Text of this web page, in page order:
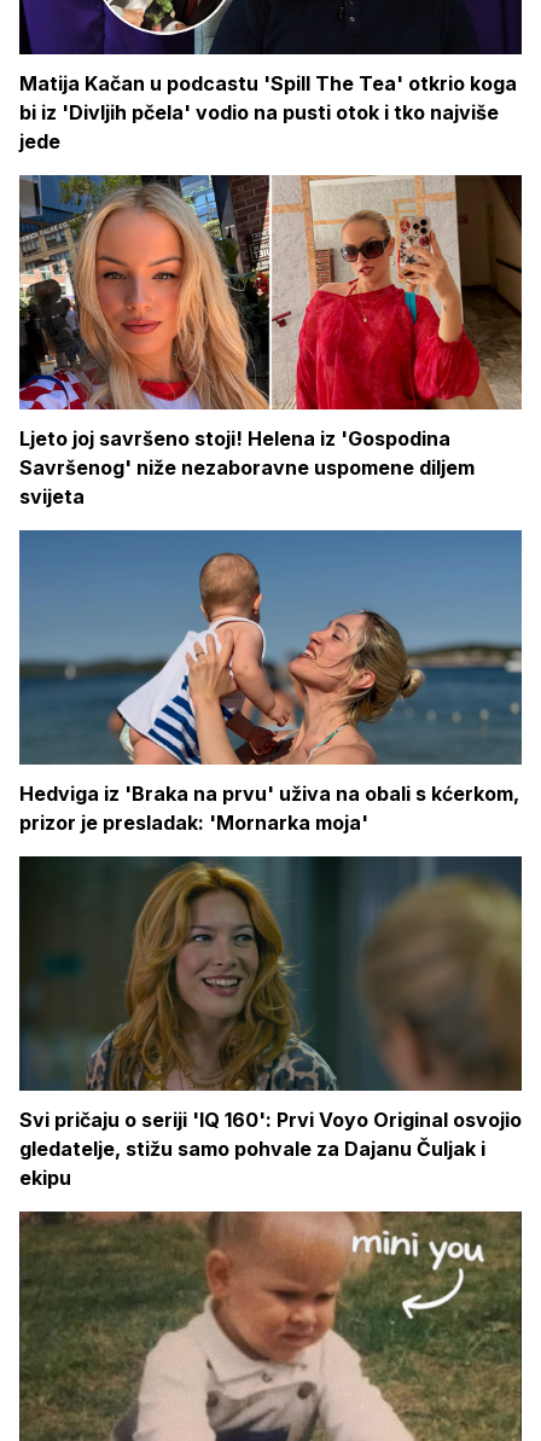
Matija Kačan u podcastu 'Spill The Tea' otkrio koga
bi iz 'Divljih pčela' vodio na pusti otok i tko najviše
jede
Ljeto joj savršeno stoji! Helena iz 'Gospodina
Savršenog' niže nezaboravne uspomene diljem
svijeta
Hedviga iz 'Braka na prvu' uživa na obali s kćerkom,
prizor je presladak: 'Mornarka moja'
Svi pričaju o seriji 'IQ 160': Prvi Voyo Original osvojio
gledatelje, stižu samo pohvale za Dajanu Čuljak i
ekipu